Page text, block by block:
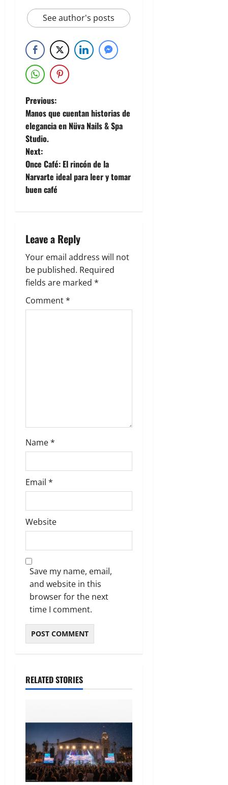
See author's posts
Previous:
Manos que cuentan historias de
elegancia en Nüva Nails & Spa
Studio.
Next:
Once Café: El rincón de la
Narvarte ideal para leer y tomar
buen café
Leave a Reply
Your email address will not
be published. Required
fields are marked *
Comment*
Name*
Email *
Website
Save my name, email,
and website in this
browser for the next
time I comment.
RELATED STORIES